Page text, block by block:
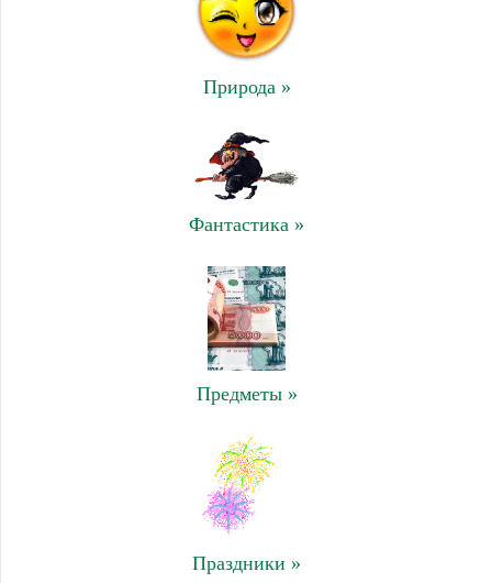
Природа »
Фантастика »
Предметы »
Праздники »